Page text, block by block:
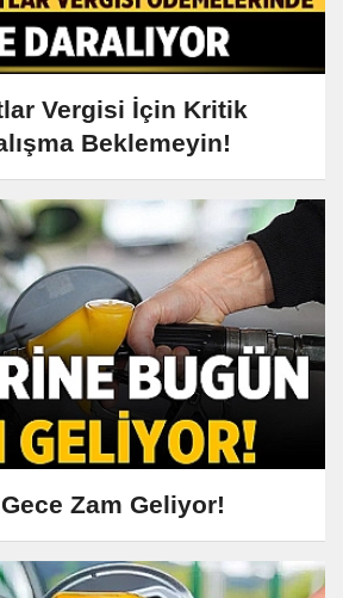
Vergisi İçin Kritik
Beklemeyin!
Zam Geliyor!